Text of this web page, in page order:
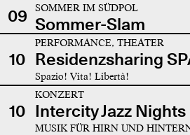
09
SOMMER IM SÜDPOL
Sommer-Slam
10
PERFORMANCE, THEATER
Residenzsharing
Spazio! Vita! Libertà!
10
KONZERT
Intercity Jazz Nights
MUSIK FÜR HIRN UND